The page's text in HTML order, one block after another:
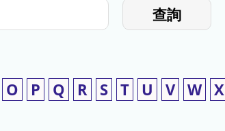
查詢
O P Q R S T U V W X